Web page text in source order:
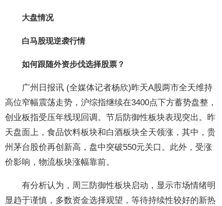
大盘情况
白马股现逆袭行情
如何跟随外资步伐选择股票？
广州日报讯 (全媒体记者杨欣)昨天A股两市全天维持
高位窄幅震荡走势，沪综指继续在3400点下方蓄势盘整，
创业板指受压年线现回调。节后防御性板块表现突出。昨
天盘面上，食品饮料板块和白酒板块全天领涨，其中，贵
州茅台股价再创新高，盘中突破550元关口。此外，受涨
价影响，物流板块涨幅靠前。
有分析认为，周三防御性板块启动，显示市场情绪明
显趋于谨慎，多数资金选择观望，等待持续性较好的新热